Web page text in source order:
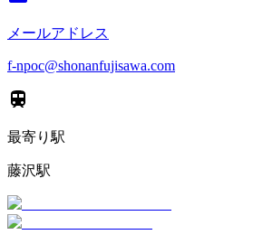
メールアドレス
f-npoc@shonanfujisawa.com
最寄り駅
藤沢駅